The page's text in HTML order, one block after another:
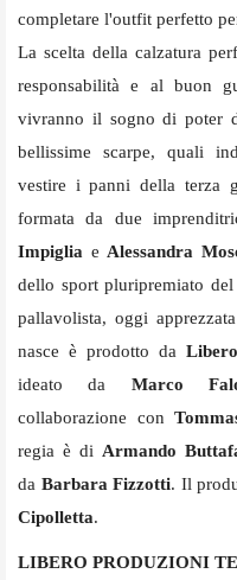
completare l'outfit perfetto
La scelta della calzatura
responsabilità e al buon
vivranno il sogno di poter
bellissime scarpe, quali
vestire i panni della terza
formata da due
Impiglia e Alessandra
dello sport pluripremiato del
pallavolista, oggi
nasce è prodotto da
ideato da Marco
collaborazione con
regia è di Armando
da Barbara Fizzotti. Il
Cipolletta.
LIBERO PRODUZIONI